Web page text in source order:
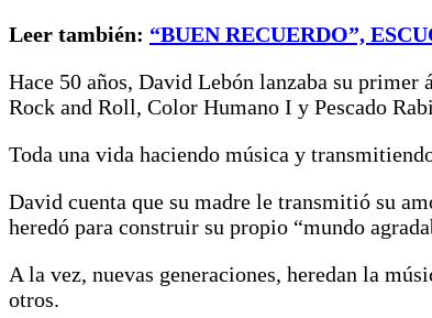
Leer también: “BUEN RECUERDO”,
Hace 50 años, David Lebón lanzaba su primer
Rock and Roll, Color Humano I y Pescado
Toda una vida haciendo música y
David cuenta que su madre le transmitió su
heredó para construir su propio “mundo
A la vez, nuevas generaciones, heredan la
otros.